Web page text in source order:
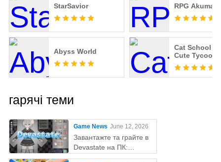
StarSavior RPG Akuma
Abyss World
Cat School :
Cute Tycoon
гарячі теми
Game News June 12, 2026
Завантажте та грайте в
Devastate на ПК:
остаточний ігровий гайд